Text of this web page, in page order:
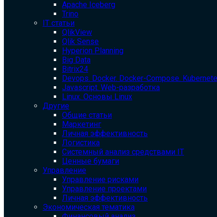
Apache Iceberg
Trino
IT статьи
QlikView
Qlik Sense
Hyperion Planning
Big Data
Bitrix24
Devops. Docker. Docker-Compose.
Javascript. Web-разработка
Linux. Основы Linux
Другие
Общие статьи
Маркетинг
Личная эффективность
Логистика
Системный анализ средствами IT
Ценные бумаги
Управление
Управление рисками
Управление проектами
Личная эффективность
Экономическая тематика